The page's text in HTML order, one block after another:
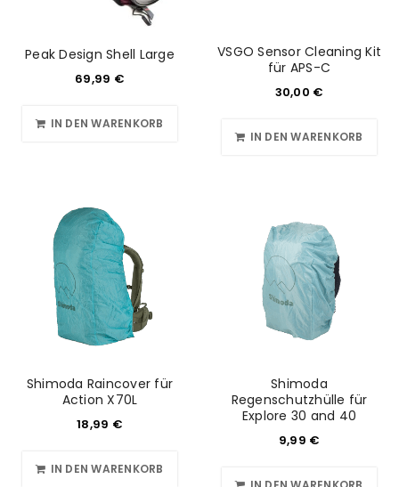
Peak Design Shell Large
69,99 €
IN DEN WARENKORB
VSGO Sensor Cleaning Kit
für APS-C
30,00 €
IN DEN WARENKORB
Shimoda Raincover für
Action X70L
18,99 €
IN DEN WARENKORB
Shimoda
Regenschutzhülle für
Explore 30 and 40
9,99 €